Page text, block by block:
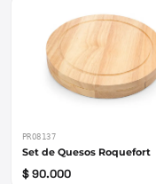
PRO8137
Set de Quesos Roquefort
$ 90.000